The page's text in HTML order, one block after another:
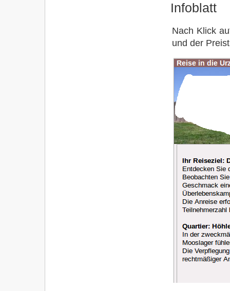
Infoblatt
Nach Klick
und der